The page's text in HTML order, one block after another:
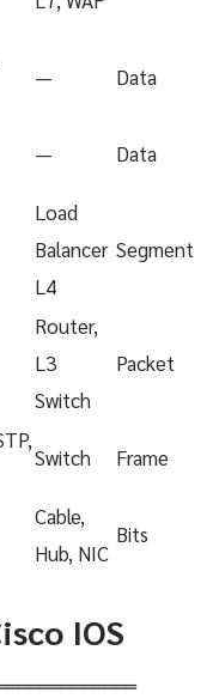
— Data
— Data
Load
Balancer
L4
Segment
Router,
L3
Switch
Packet
Switch Frame
Cable,
Hub, NIC
Bits
IOS